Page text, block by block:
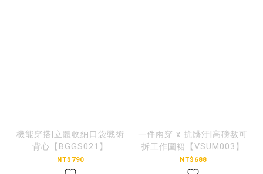
機能穿搭|立體收納口袋戰術
背心【BGGS021】
NT$790
一件兩穿 x 抗髒汙|高磅數可
拆工作圍裙【VSUM003】
NT$688